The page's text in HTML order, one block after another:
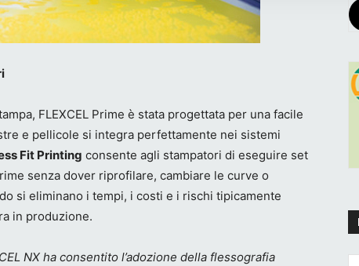
FLEXCEL Prime è stata progettata per una facile
e pellicole si integra perfettamente nei sistemi
Fit Printing consente agli stampatori di eseguire set
senza dover riprofilare, cambiare le curve o
si eliminano i tempi, i costi e i rischi tipicamente
in produzione.
NX ha consentito l’adozione della flessografia